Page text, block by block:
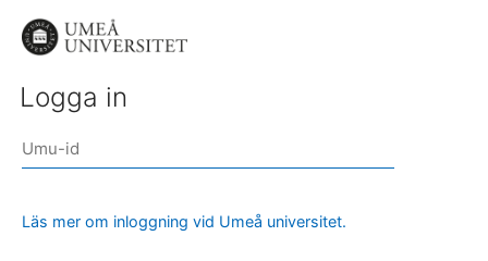
Logga in
Läs mer om inloggning vid Umeå universitet.